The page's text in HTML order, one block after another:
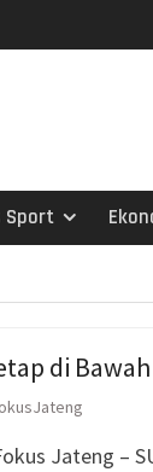
Sport
di
Jateng –